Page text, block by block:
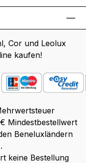
softer
in
mit softer
nicht
Cor und Leolux
kaufen!
Mindestbestellwert
Beneluxländern
keine Bestellung